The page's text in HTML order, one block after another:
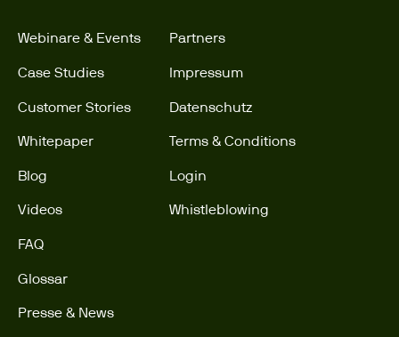
Webinare & Events
Case Studies
Customer Stories
Whitepaper
Blog
Videos
FAQ
Glossar
Presse & News
Partners
Impressum
Datenschutz
Terms & Conditions
Login
Whistleblowing